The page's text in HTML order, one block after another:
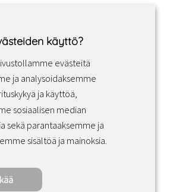
Facebook Instagram LinkedIn
· Valaisin Grönlund
käyttö?
evästeitä
ja analysoidaksemme
ja käyttöä,
sosiaalisen median
sekä parantaaksemme ja
sisältöä ja mainoksia.